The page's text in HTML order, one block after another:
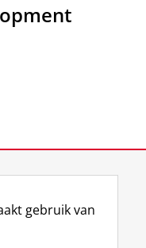
Development
gebruik van